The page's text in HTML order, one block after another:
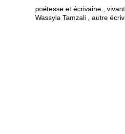
poétesse et écrivaine ,
Wassyla Tamzali , autre